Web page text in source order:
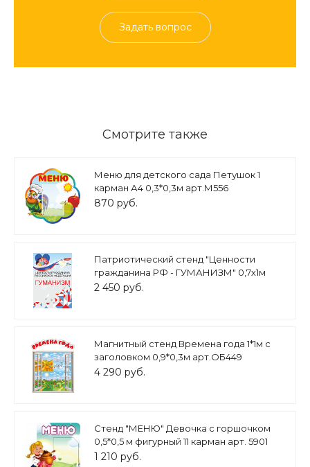
Задать вопрос
Смотрите также
Меню для детского сада Петушок 1
карман А4 0,3*0,3м арт.М556
870 руб.
Патриотический стенд "Ценности
гражданина РФ - ГУМАНИЗМ" 0,7х1м
арт. 2450_15
2 450 руб.
Магнитный стенд Времена года 1*1м с
заголовком 0,9*0,3м арт.ОБ449
4 290 руб.
Стенд "МЕНЮ" Девочка с горшочком
0,5*0,5 м фигурный 11 карман арт. 5901
1 210 руб.